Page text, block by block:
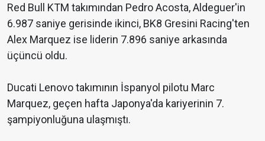
Red Bull KTM takımından Pedro Acosta, Aldeguer'in
6.987 saniye gerisinde ikinci, BK8 Gresini Racing'ten
Alex Marquez ise liderin 7.896 saniye arkasında
üçüncü oldu.
Ducati Lenovo takımının İspanyol pilotu Marc
Marquez, geçen hafta Japonya'da kariyerinin 7.
şampiyonluğuna ulaşmıştı.